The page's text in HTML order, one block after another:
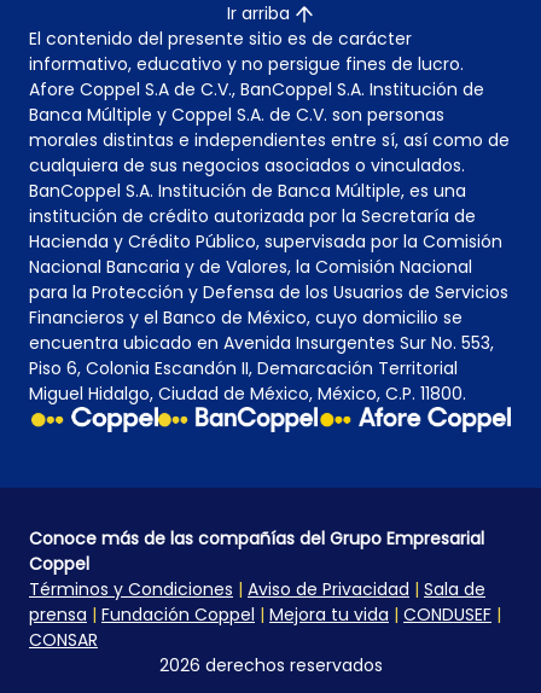
Ir arriba
El contenido del presente sitio es de carácter
informativo, educativo y no persigue fines de lucro.
Afore Coppel S.A de C.V., BanCoppel S.A. Institución de
Banca Múltiple y Coppel S.A. de C.V. son personas
morales distintas e independientes entre sí, así como de
cualquiera de sus negocios asociados o vinculados.
BanCoppel S.A. Institución de Banca Múltiple, es una
institución de crédito autorizada por la Secretaría de
Hacienda y Crédito Público, supervisada por la Comisión
Nacional Bancaria y de Valores, la Comisión Nacional
para la Protección y Defensa de los Usuarios de Servicios
Financieros y el Banco de México, cuyo domicilio se
encuentra ubicado en Avenida Insurgentes Sur No. 553,
Piso 6, Colonia Escandón II, Demarcación Territorial
Miguel Hidalgo, Ciudad de México, México, C.P. 11800.
Conoce más de las compañías del Grupo Empresarial
Coppel
Términos y Condiciones | Aviso de Privacidad | Sala de
prensa | Fundación Coppel | Mejora tu vida | CONDUSEF |
CONSAR
2026 derechos reservados